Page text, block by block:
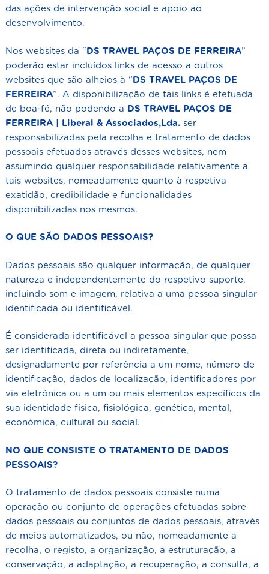
das ações de intervenção social e apoio ao
desenvolvimento.
Nos websites da “ DS TRAVEL PAÇOS DE FERREIRA”
poderão estar incluídos links de acesso a outros
websites que são alheios à “ DS TRAVEL PAÇOS DE
FERREIRA”. A disponibilização de tais links é efetuada
de boa-fé, não podendo a DS TRAVEL PAÇOS DE
FERREIRA| Liberal & Associados,Lda.ser
responsabilizadas pela recolha e tratamento de dados
pessoais efetuados através desses websites, nem
assumindo qualquer responsabilidade relativamente a
tais websites, nomeadamente quanto à respetiva
exatidão, credibilidade e funcionalidades
disponibilizadas nos mesmos.
O QUE SÃO DADOS PESSOAIS?
Dados pessoais são qualquer informação, de qualquer
natureza e independentemente do respetivo suporte,
incluindo som e imagem, relativa a uma pessoa singular
identificada ou identificável.
É considerada identificável a pessoa singular que possa
ser identificada, direta ou indiretamente,
designadamente por referência a um nome, número de
identificação, dados de localização, identificadores por
via eletrónica ou a um ou mais elementos específicos da
sua identidade física, fisiológica, genética, mental,
económica, cultural ou social.
NO QUE CONSISTE O TRATAMENTO DE DADOS
PESSOAIS?
O tratamento de dados pessoais consiste numa
operação ou conjunto de operações efetuadas sobre
dados pessoais ou conjuntos de dados pessoais, através
de meios automatizados, ou não, nomeadamente a
recolha, o registo, a organização, a estruturação, a
conservação, a adaptação, a recuperação, a consulta, a